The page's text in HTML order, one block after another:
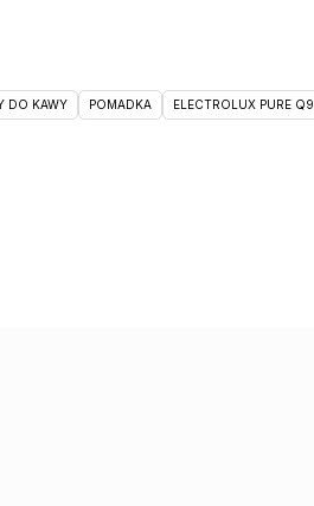
DO KAWY POMADKA ELECTROLUX PURE Q9